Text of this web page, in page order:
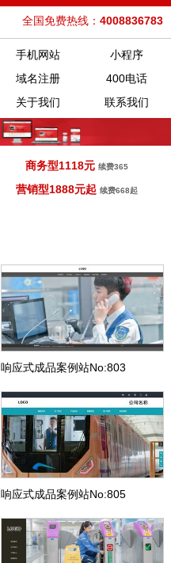
全国免费热线： 4008836783
手机网站
小程序
域名注册
400电话
关于我们 联系我们
商务型1118元续费365
营销型1888元起续费668起
响应式成品案例站No:803
响应式成品案例站No:805